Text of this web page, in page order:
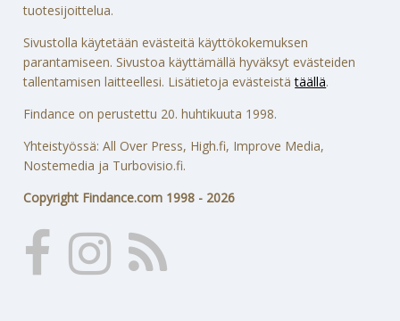
tuotesijoittelua.
Sivustolla käytetään evästeitä käyttökokemuksen
parantamiseen. Sivustoa käyttämällä hyväksyt evästeiden
tallentamisen laitteellesi. Lisätietoja evästeistätäällä.
Findance on perustettu 20. huhtikuuta 1998.
Yhteistyössä: All Over Press, High.fi, Improve Media,
Nostemedia ja Turbovisio.fi.
Copyright Findance.com 1998 - 2026